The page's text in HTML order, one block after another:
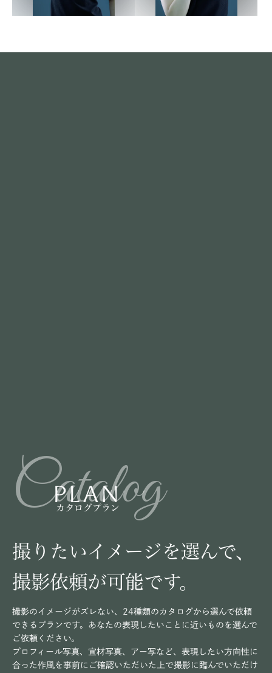
Catalog
PLAN
カタログプラン
撮りたいイメージを選んで、
撮影依頼が可能です。
撮影のイメージがズレない、24種類のカタログから選んで依頼
できるプランです。あなたの表現したいことに近いものを選んで
ご依頼ください。
プロフィール写真、宣材写真、アー写など、表現したい方向性に
合った作風を事前にご確認いただいた上で撮影に臨んでいただけ